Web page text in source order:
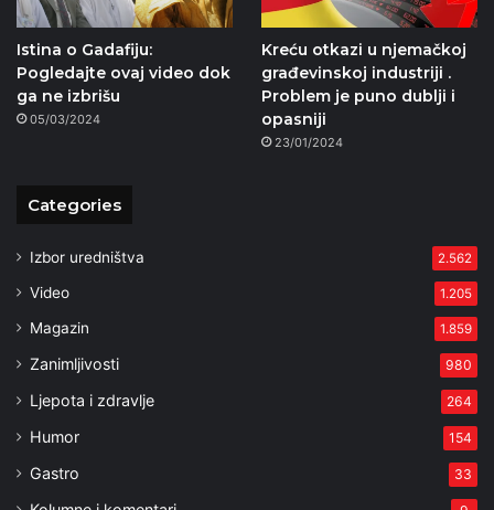
Istina o Gadafiju:
Pogledajte ovaj video dok
ga ne izbrišu
05/03/2024
Kreću otkazi u njemačkoj
građevinskoj industriji .
Problem je puno dublji i
opasniji
23/01/2024
Categories
Izbor uredništva 2.562
Video 1.205
Magazin 1.859
Zanimljivosti 980
Ljepota i zdravlje 264
Humor 154
Gastro 33